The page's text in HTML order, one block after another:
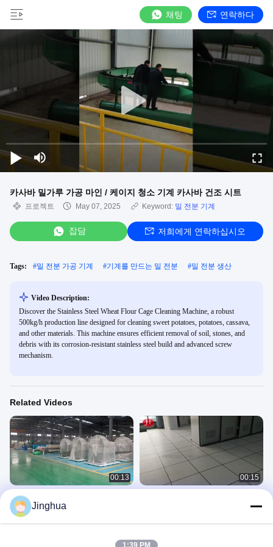
채팅 연락하다
카사바 밀가루 가공 마인 / 케이지 청소 기계 카사바 건조 시트
프로젝트 May 07, 2025 Keyword: 밀 전분 기계
잡담 저희에게 연락하십시오
Tags: #밀 전분 가공 기계 #기계를 만드는 밀 전분 #밀 전분 생산
Video Description:
Discover the Stainless Steel Wheat Flour Cage Cleaning Machine, a robust
500kg/h production line designed for cleaning sweet potatoes, potatoes, cassava,
and other materials. This machine ensures efficient removal of soil, stones, and
debris with its corrosion-resistant stainless steel build and advanced screw
mechanism.
Related Videos
00:13
카사바 전분 가공 기계 전 세트 타피오
카 제조 공장 장비
프로젝트
00:15
Jinghua
1:39 PM